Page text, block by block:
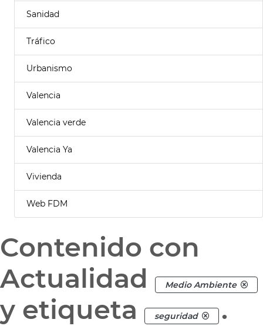
Sanidad
Tráfico
Urbanismo
Valencia
Valencia verde
Valencia Ya
Vivienda
Web FDM
Contenido con
Actualidad
Medio Ambiente
y etiqueta seguridad .